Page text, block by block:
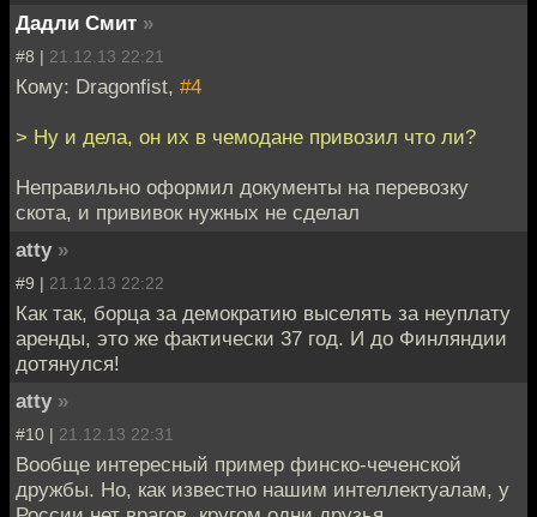
Дадли Смит »
#8 | 21.12.13 22:21
Кому: Dragonfist, #4
> Ну и дела, он их в чемодане привозил что ли?
Неправильно оформил документы на перевозку
скота, и прививок нужных не сделал
atty »
#9 | 21.12.13 22:22
Как так, борца за демократию выселять за неуплату
аренды, это же фактически 37 год. И до Финляндии
дотянулся!
atty »
#10 | 21.12.13 22:31
Вообще интересный пример финско-чеченской
дружбы. Но, как известно нашим интеллектуалам, у